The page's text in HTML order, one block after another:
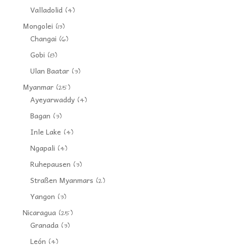
Valladolid(4)
Mongolei (13)
Changai (6)
Gobi (8)
Ulan Baatar(3)
Myanmar(25)
Ayeyarwaddy(4)
Bagan (3)
Inle Lake (4)
Ngapali (4)
Ruhepausen (3)
Straßen Myanmars (2)
Yangon (3)
Nicaragua(25)
Granada(3)
León (4)